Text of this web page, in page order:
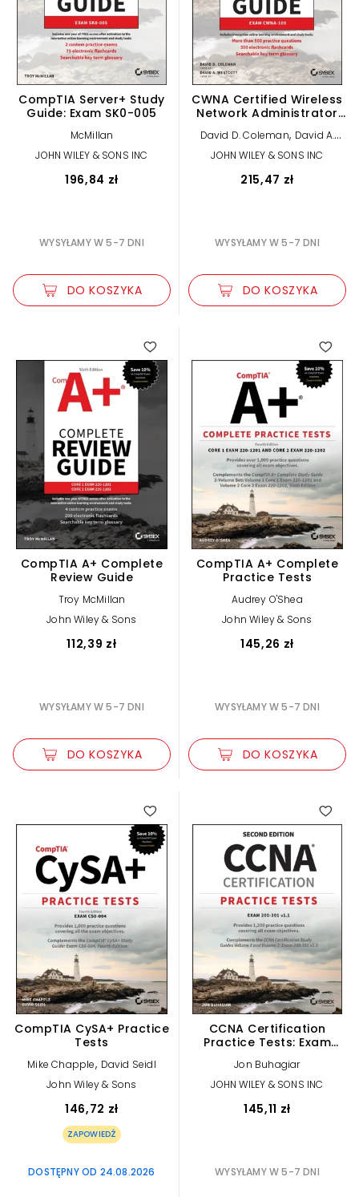
CompTIA Server+ Study
Guide: Exam SK0-005
McMillan
JOHN WILEY & SONS INC
196,84 zł
WYSYŁAMY W 5-7 DNI
DO KOSZYKA
CWNA Certified Wireless
Network Administrator
CWNA-108
David D. Coleman, David A.
Westcott
JOHN WILEY & SONS INC
215,47 zł
WYSYŁAMY W 5-7 DNI
DO KOSZYKA
CompTIA A+ Complete
Review Guide
Troy McMillan
John Wiley & Sons
112,39 zł
WYSYŁAMY W 5-7 DNI
DO KOSZYKA
CompTIA A+ Complete
Practice Tests
Audrey O'Shea
John Wiley & Sons
145,26 zł
WYSYŁAMY W 5-7 DNI
DO KOSZYKA
CompTIA CySA+ Practice
Tests
Mike Chapple, David Seidl
John Wiley & Sons
146,72 zł
ZAPOWIEDŹ
DOSTĘPNY OD 24.08.2026
CCNA Certification
Practice Tests: Exam
Jon Buhagiar
JOHN WILEY & SONS INC
145,11 zł
WYSYŁAMY W 5-7 DNI